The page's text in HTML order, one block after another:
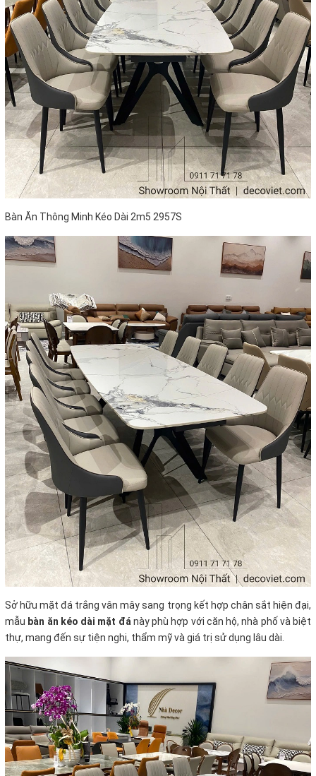
Bàn Ăn Thông Minh Kéo Dài 2m5 2957S
Sở hữu mặt đá trắng vân mây sang trọng kết hợp chân sắt hiện đại,
mẫu bàn ăn kéo dài mặt đá này phù hợp với căn hộ, nhà phố và biệt
thự, mang đến sự tiện nghi, thẩm mỹ và giá trị sử dụng lâu dài.